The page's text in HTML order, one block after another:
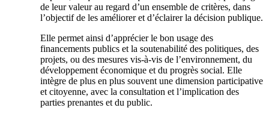
de leur valeur au regard d’un ensemble de critères, dans
l’objectif de les améliorer et d’éclairer la décision publique.
Elle permet ainsi d’apprécier le bon usage des
financements publics et la soutenabilité des politiques, des
projets, ou des mesures vis-à-vis de l’environnement, du
développement économique et du progrès social. Elle
intègre de plus en plus souvent une dimension participative
et citoyenne, avec la consultation et l’implication des
parties prenantes et du public.